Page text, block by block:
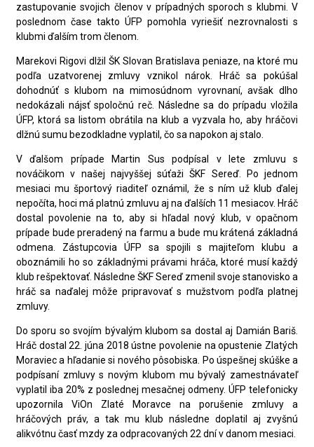
zastupovanie svojich členov v prípadných sporoch s klubmi. V
poslednom čase takto ÚFP pomohla vyriešiť nezrovnalosti s
klubmi ďalším trom členom.
Marekovi Rigovi dlžil ŠK Slovan Bratislava peniaze, na ktoré mu
podľa uzatvorenej zmluvy vznikol nárok. Hráč sa pokúšal
dohodnúť s klubom na mimosúdnom vyrovnaní, avšak dlho
nedokázali nájsť spoločnú reč. Následne sa do prípadu vložila
ÚFP, ktorá sa listom obrátila na klub a vyzvala ho, aby hráčovi
dlžnú sumu bezodkladne vyplatil, čo sa napokon aj stalo.
V ďalšom prípade Martin Sus podpísal v lete zmluvu s
nováčikom v našej najvyššej súťaži ŠKF Sereď. Po jednom
mesiaci mu športový riaditeľ oznámil, že s ním už klub ďalej
nepočíta, hoci má platnú zmluvu aj na ďalších 11 mesiacov. Hráč
dostal povolenie na to, aby si hľadal nový klub, v opačnom
prípade bude preradený na farmu a bude mu krátená základná
odmena. Zástupcovia ÚFP sa spojili s majiteľom klubu a
oboznámili ho so základnými právami hráča, ktoré musí každý
klub rešpektovať. Následne ŠKF Sereď zmenil svoje stanovisko a
hráč sa naďalej môže pripravovať s mužstvom podľa platnej
zmluvy.
Do sporu so svojím bývalým klubom sa dostal aj Damián Bariš.
Hráč dostal 22. júna 2018 ústne povolenie na opustenie Zlatých
Moraviec a hľadanie si nového pôsobiska. Po úspešnej skúške a
podpísaní zmluvy s novým klubom mu bývalý zamestnávateľ
vyplatil iba 20% z poslednej mesačnej odmeny. ÚFP telefonicky
upozornila ViOn Zlaté Moravce na porušenie zmluvy a
hráčových práv, a tak mu klub následne doplatil aj zvyšnú
alikvótnu časť mzdy za odpracovaných 22 dní v danom mesiaci.